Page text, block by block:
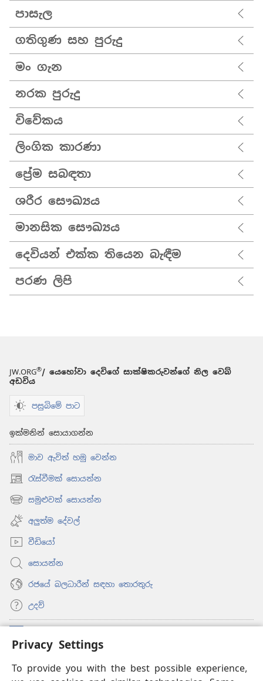
Privacy Settings
To provide you with the best possible experience,
පාසැල
ගතිගුණ සහ පුරුදු
මං ගැන
නරක පුරුදු
විවේකය
ලිංගික කාරණා
ප්‍රේම සබඳතා
ශරීර සෞඛ්‍යය
මානසික සෞඛ්‍යය
දෙවියන් එක්ක තියෙන බැඳීම
පරණ ලිපි
JW.ORG®/ යෙහෝවා දෙවිගේ සාක්ෂිකරුවන්ගේ නිල වෙබ්
අඩවිය
පසුබිමේ පාට
ඉක්මනින් සොයාගන්න
මාව ඇවිත් හමු වෙන්න
රැස්වීමක් සොයන්න
(opens
new
window)
සමුළුවක් සොයන්න
(opens
new
window)
අලුත්ම දේවල්
වීඩියෝ
සොයන්න
රජයේ බලධාරීන් සඳහා තොරතුරු
උදව්
(opens
new
window)
ඔන්ලයින් ලයිබ්‍රරි
(opens